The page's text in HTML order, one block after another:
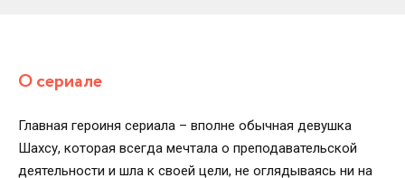
О сериале
Главная героиня сериала – вполне обычная девушка
Шахсу, которая всегда мечтала о преподавательской
деятельности и шла к своей цели, не оглядываясь ни на